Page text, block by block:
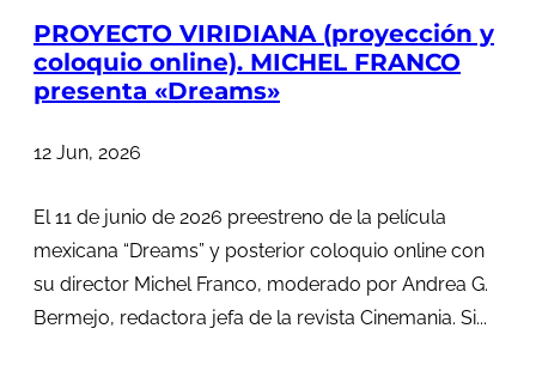
PROYECTO VIRIDIANA (proyección y
coloquio online). MICHEL FRANCO
presenta «Dreams»
12 Jun, 2026
El 11 de junio de 2026 preestreno de la película
mexicana “Dreams” y posterior coloquio online con
su director Michel Franco, moderado por Andrea G.
Bermejo, redactora jefa de la revista Cinemania. Si...